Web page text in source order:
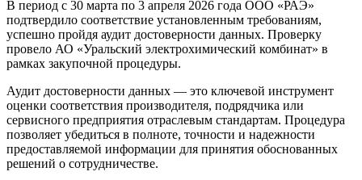
В период с 30 марта по 3 апреля 2026 года ООО «РАЭ»
подтвердило соответствие установленным требованиям,
успешно пройдя аудит достоверности данных. Проверку
провело АО «Уральский электрохимический комбинат» в
рамках закупочной процедуры.
Аудит достоверности данных — это ключевой инструмент
оценки соответствия производителя, подрядчика или
сервисного предприятия отраслевым стандартам. Процедура
позволяет убедиться в полноте, точности и надежности
предоставляемой информации для принятия обоснованных
решений о сотрудничестве.